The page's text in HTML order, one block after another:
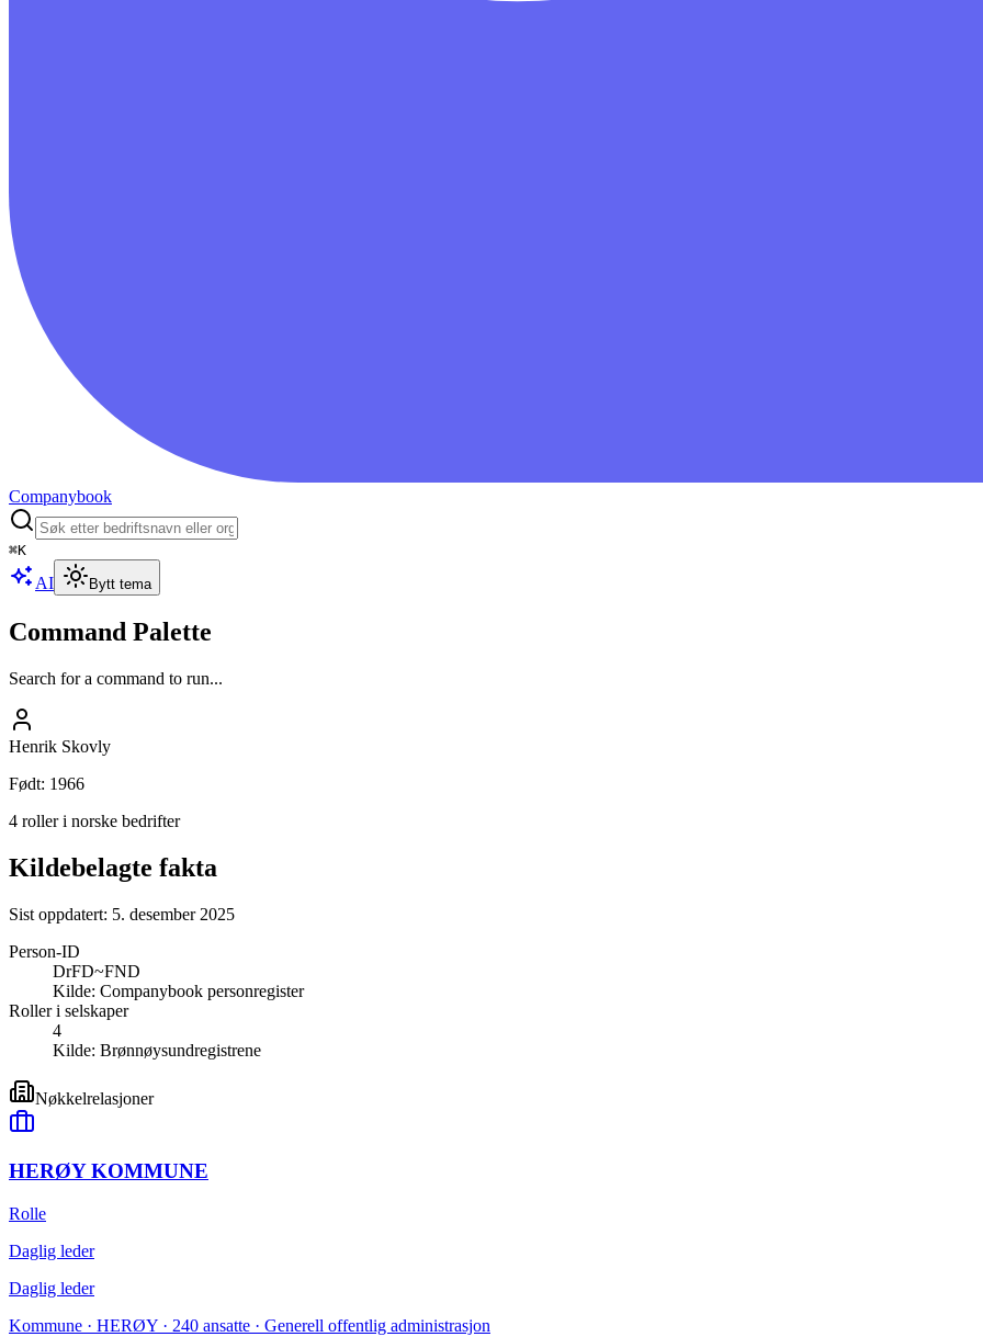
Companybook
⌘K
AI Bytt tema
Command Palette
Search for a command to run...
Henrik Skovly
Født: 1966
4 roller i norske bedrifter
Kildebelagte fakta
Sist oppdatert: 5. desember 2025
Person-ID
DrFD~FND
Kilde: Companybook personregister
Roller i selskaper
4
Kilde: Brønnøysundregistrene
Nøkkelrelasjoner
HERØY KOMMUNE
Rolle
Daglig leder
Daglig leder
Kommune · HERØY · 240 ansatte · Generell offentlig administrasjon